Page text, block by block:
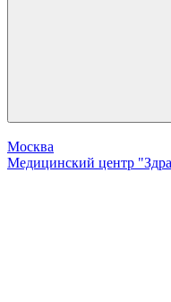
Москва
Медицинский центр